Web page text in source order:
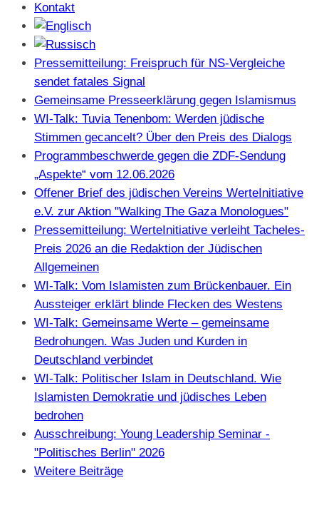
Kontakt
Pressemitteilung: Freispruch für NS-Vergleiche
sendet fatales Signal
Gemeinsame Presseerklärung gegen Islamismus
WI-Talk: Tuvia Tenenbom: Werden jüdische
Stimmen gecancelt? Über den Preis des Dialogs
Programmbeschwerde gegen die ZDF-Sendung
„Aspekte“ vom 12.06.2026
Offener Brief des jüdischen Vereins WerteInitiative
e.V. zur Aktion "Walking The Gaza Monologues"
Pressemitteilung: WerteInitiative verleiht Tacheles-
Preis 2026 an die Redaktion der Jüdischen
Allgemeinen
WI-Talk: Vom Islamisten zum Brückenbauer. Ein
Aussteiger erklärt blinde Flecken des Westens
WI-Talk: Gemeinsame Werte – gemeinsame
Bedrohungen. Was Juden und Kurden in
Deutschland verbindet
WI-Talk: Politischer Islam in Deutschland. Wie
Islamisten Demokratie und jüdisches Leben
bedrohen
Ausschreibung: Young Leadership Seminar -
"Politisches Berlin" 2026
Weitere Beiträge